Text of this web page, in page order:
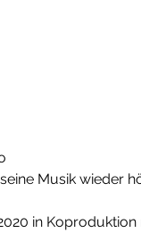
Musik wieder
in Koproduktion